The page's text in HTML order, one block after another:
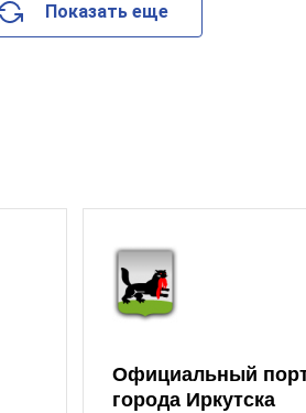
Показать еще
Официальный
города Иркутска